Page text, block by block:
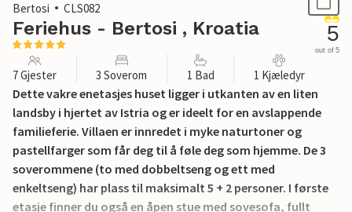
Bertosi
CLS082
Feriehus - Bertosi , Kroatia 5
out of 5
7 Gjester 3 Soverom 1 Bad 1 Kjæledyr
Dette vakre enetasjes huset ligger i utkanten av en liten
landsby i hjertet av Istria og er ideelt for en avslappende
familieferie. Villaen er innredet i myke naturtoner og
pastellfarger som får deg til å føle deg som hjemme. De 3
soverommene (to med dobbeltseng og ett med
enkeltseng) har plass til maksimalt 5 + 2 personer. I første
etasje finner du også en åpen stue med sovesofa, fullt